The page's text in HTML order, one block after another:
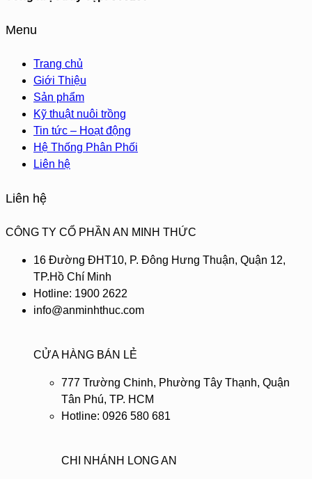
Menu
Trang chủ
Giới Thiệu
Sản phẩm
Kỹ thuật nuôi trồng
Tin tức – Hoạt động
Hệ Thống Phân Phối
Liên hệ
Liên hệ
CÔNG TY CỔ PHẦN AN MINH THỨC
16 Đường ĐHT10, P. Đông Hưng Thuận, Quận 12,
TP.Hồ Chí Minh
Hotline: 1900 2622
info@anminhthuc.com
CỬA HÀNG BÁN LẺ
777 Trường Chinh, Phường Tây Thạnh, Quận
Tân Phú, TP. HCM
Hotline: 0926 580 681
CHI NHÁNH LONG AN